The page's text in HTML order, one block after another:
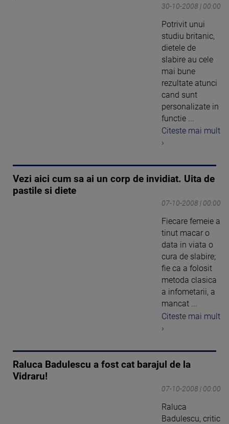
30-10-2008 | 00:00
Potrivit unui
studiu britanic,
dietele de
slabire au cele
mai bune
rezultate atunci
cand sunt
personalizate in
functie ...
Citeste mai mult
›
Vezi aici cum sa ai un corp de invidiat. Uita de
pastile si diete
07-10-2008 | 00:00
Fiecare femeie a
tinut macar o
data in viata o
cura de slabire;
fie ca a folosit
metoda clasica
a infometarii, a
mancat ...
Citeste mai mult
›
Raluca Badulescu a fost cat barajul de la
Vidraru!
07-10-2008 | 00:00
Raluca
Badulescu, critic